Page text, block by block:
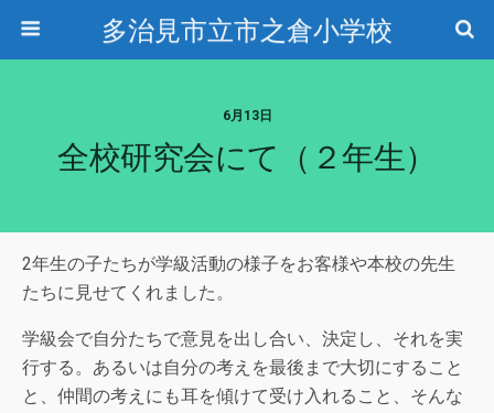
多治見市立市之倉小学校
6月13日
全校研究会にて（２年生）
2年生の子たちが学級活動の様子をお客様や本校の先生
たちに見せてくれました。
学級会で自分たちで意見を出し合い、決定し、それを実
行する。あるいは自分の考えを最後まで大切にすること
と、仲間の考えにも耳を傾けて受け入れること、そんな